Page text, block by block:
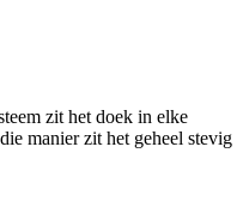
zit het doek in elke
manier zit het geheel stevig